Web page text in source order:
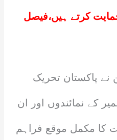
کرتے ہیں،فیصل
نے پاکستان تحریک
کے نمائندوں اور ان
کا مکمل موقع فراہم